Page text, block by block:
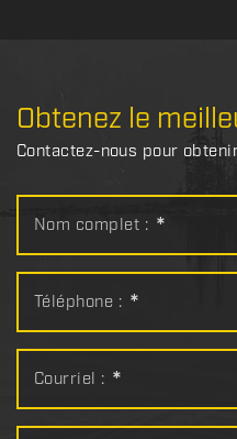
Obtenez le
Contactez-nous pour
Nom complet : *
Téléphone : *
Courriel : *